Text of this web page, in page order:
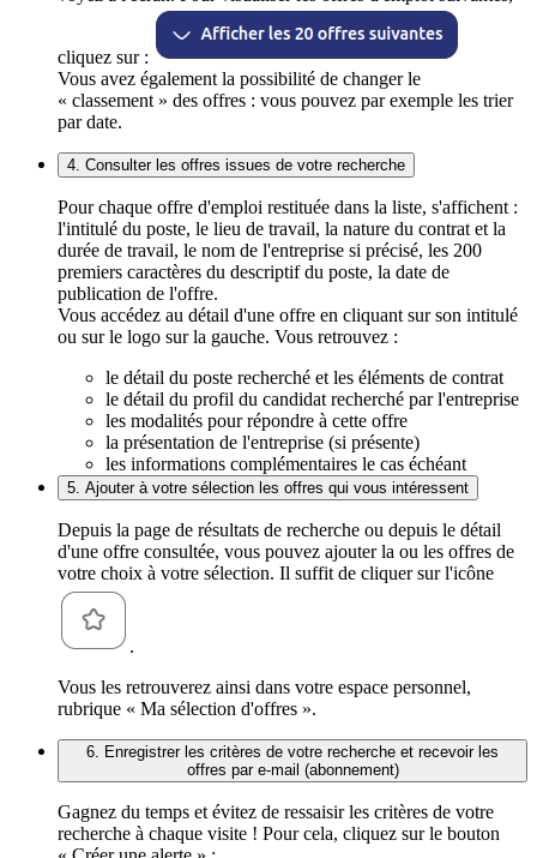
cliquez sur :
Vous avez également la possibilité de changer le
« classement » des offres : vous pouvez par exemple les trier
par date.
4. Consulter les offres issues de votre recherche
Pour chaque offre d'emploi restituée dans la liste, s'affichent :
l'intitulé du poste, le lieu de travail, la nature du contrat et la
durée de travail, le nom de l'entreprise si précisé, les 200
premiers caractères du descriptif du poste, la date de
publication de l'offre.
Vous accédez au détail d'une offre en cliquant sur son intitulé
ou sur le logo sur la gauche. Vous retrouvez :
le détail du poste recherché et les éléments de contrat
le détail du profil du candidat recherché par l'entreprise
les modalités pour répondre à cette offre
la présentation de l'entreprise (si présente)
les informations complémentaires le cas échéant
5. Ajouter à votre sélection les offres qui vous intéressent
Depuis la page de résultats de recherche ou depuis le détail
d'une offre consultée, vous pouvez ajouter la ou les offres de
votre choix à votre sélection. Il suffit de cliquer sur l'icône
.
Vous les retrouverez ainsi dans votre espace personnel,
rubrique « Ma sélection d'offres ».
6. Enregistrer les critères de votre recherche et recevoir les
offres par e-mail (abonnement)
Gagnez du temps et évitez de ressaisir les critères de votre
recherche à chaque visite ! Pour cela, cliquez sur le bouton